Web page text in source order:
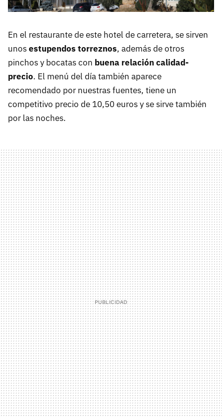
En el restaurante de este hotel de carretera, se sirven
unosestupendos torreznos, además de otros
pinchos y bocatas con buena relación calidad-
precio. El menú del día también aparece
recomendado por nuestras fuentes, tiene un
competitivo precio de 10,50 euros y se sirve también
por las noches.